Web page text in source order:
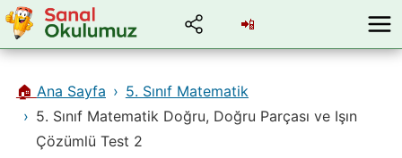
📲
🏠 Ana Sayfa
5. Sınıf Matematik
5. Sınıf Matematik Doğru, Doğru Parçası ve Işın
Çözümlü Test 2